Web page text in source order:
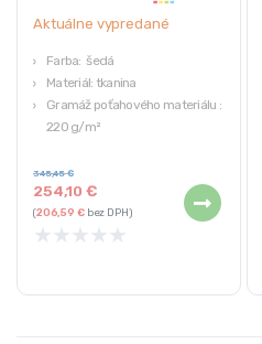
Aktuálne vypredané
Farba: šedá
Materiál: tkanina
Gramáž poťahového materiálu :
220 g/m²
Obsah setu : kreslo,
podnožka, vankúš ZDARMA
254,10€
345,45€
(206,59 €bez DPH)
★ ★ ★ ★ ★